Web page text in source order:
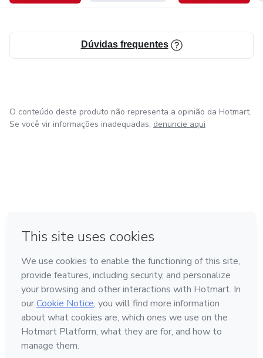
Dúvidas frequentes
O conteúdo deste produto não representa a opinião da Hotmart.
Se você vir informações inadequadas, denuncie aqui
Feito com ❤ em Bogotá
Conheça a Hotmart
Idioma
Português